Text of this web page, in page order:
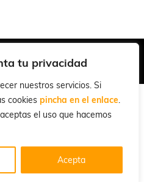
tu privacidad
nuestros servicios. Si
cookies pincha en el enlace.
el uso que hacemos
Acepta